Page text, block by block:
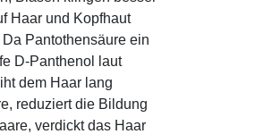
Haar und Kopfhaut
Pantothensäure ein
D-Panthenol laut
dem Haar lang
reduziert die Bildung
verdickt das Haar